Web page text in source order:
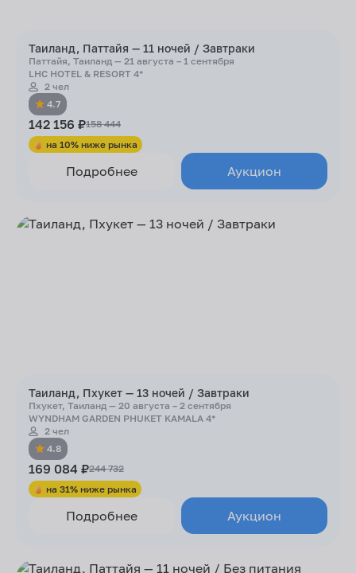
Таиланд, Паттайя — 11 ночей / Завтраки
Паттайя, Таиланд — 21 августа – 1 сентября
LHC HOTEL & RESORT 4*
2 чел
4.7
142 156 ₽158 444
на 10% ниже рынка
Подробнее Аукцион
Таиланд, Пхукет — 13 ночей / Завтраки
Пхукет, Таиланд — 20 августа – 2 сентября
WYNDHAM GARDEN PHUKET KAMALA 4*
2 чел
4.8
169 084 ₽244 732
на 31% ниже рынка
Подробнее Аукцион